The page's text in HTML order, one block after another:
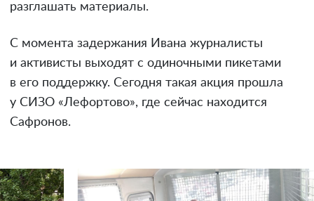
разглашать материалы.
С момента задержания Ивана журналисты
и активисты выходят с одиночными пикетами
в его поддержку. Сегодня такая акция прошла
у СИЗО «Лефортово», где сейчас находится
Сафронов.